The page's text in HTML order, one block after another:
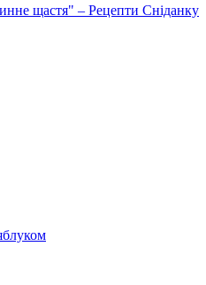
щастя" – Рецепти Сніданку